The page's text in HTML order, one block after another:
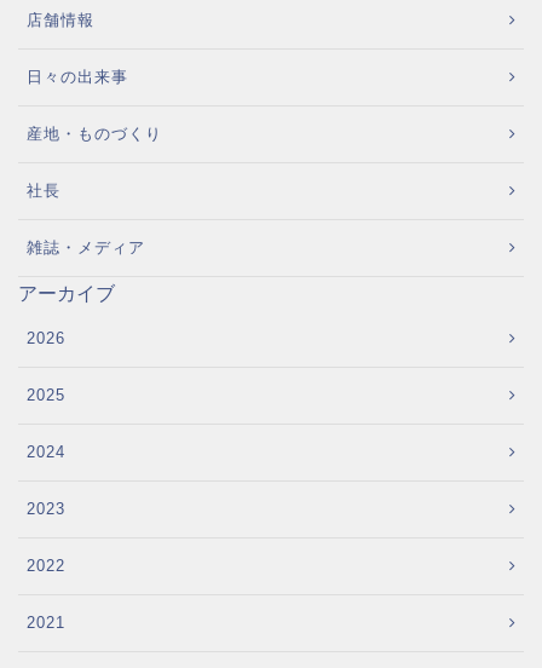
店舗情報
日々の出来事
産地・ものづくり
社長
雑誌・メディア
アーカイブ
2026
2025
2024
2023
2022
2021